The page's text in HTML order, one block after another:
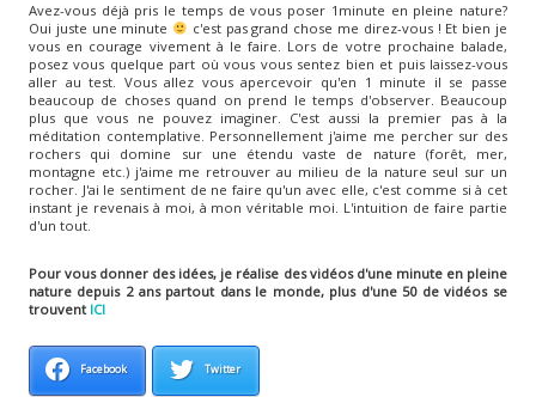
Avez-vous déjà pris le temps de vous poser 1minute en pleine nature?
Oui juste une minute
c'est pas grand chose me direz-vous ! Et bien je
vous en courage vivement à le faire. Lors de votre prochaine balade,
posez vous quelque part où vous vous sentez bien et puis laissez-vous
aller au test. Vous allez vous apercevoir qu'en 1 minute il se passe
beaucoup de choses quand on prend le temps d'observer. Beaucoup
plus que vous ne pouvez imaginer. C'est aussi la premier pas à la
méditation contemplative. Personnellement j'aime me percher sur des
rochers qui domine sur une étendu vaste de nature (forêt, mer,
montagne etc.) j'aime me retrouver au milieu de la nature seul sur un
rocher. J'ai le sentiment de ne faire qu'un avec elle, c'est comme si à cet
instant je revenais à moi, à mon véritable moi. L'intuition de faire partie
d'un tout.
Pour vous donner des idées, je réalise des vidéos d'une minute en pleine
nature depuis 2 ans partout dans le monde, plus d'une 50 de vidéos se
trouvent ICI
Facebook Twitter